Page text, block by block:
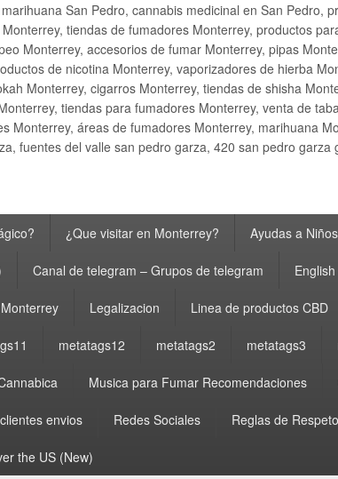
San Pedro, cannabis medicinal en San Pedro,
tiendas de fumadores Monterrey, productos
Monterrey, accesorios de fumar Monterrey, pipas
de nicotina Monterrey, vaporizadores de hierba
Monterrey, cigarros Monterrey, tiendas de shisha
tiendas para fumadores Monterrey, venta de
Monterrey, áreas de fumadores Monterrey, marihuana
fuentes del valle san pedro garza, 420 san pedro garza
¿Que visitar en Monterrey? Ayudas a
Canal de telegram – Grupos de telegram English
Legalizacion Linea de productos CBD
metatags12 metatags2 metatags3
Musica para Fumar Recomendaciones
envios Redes Sociales Reglas de Respeto
the US (New)